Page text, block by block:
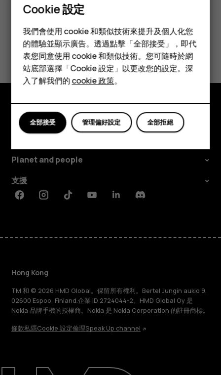
智慧型手機
功能型手機
配件
平板電腦
關於
您認為這有幫助嗎？
是 否
探索
Planet and people
支援
FacebookInstagramTiktokYoutubeLinkedinDiscord
Hong Kong
TM 和 © 2026 HMD Global。保留所有權利。Bertel Jungin aukio 9,
02600 Espoo, Finland.企業 ID 2724044-2。HMD Global Oy 是
Nokia 品牌手機的授權商。Nokia 是 Nokia Corporation 的註冊商標。
條款私隱Cookie 設定倫理Speak Up channel
Cookie 設定
我們會使用 cookie 和類似技術來提升及個人化您
的體驗並顯示廣告。透過點擊「全部接受」，即代
表您同意使用 cookie 和類似技術。您可隨時於網
站底部選擇「Cookie 設定」以更改您的設定。深
入了解我們的cookie 政策。
全部拒絕
管理偏好設定
全部接受